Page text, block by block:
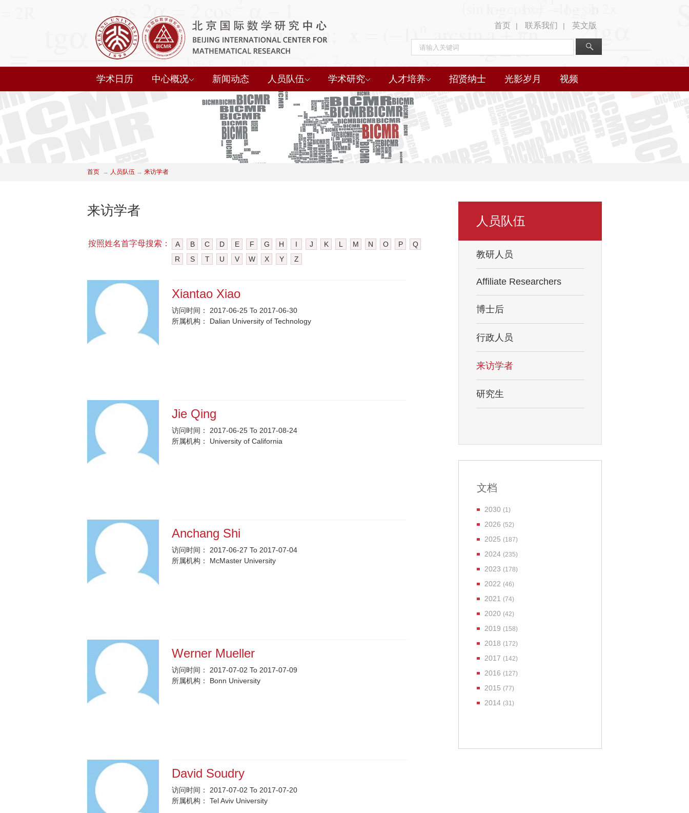
首页 | 联系我们 | 英文版
学术日历 中心概况 新闻动态 人员队伍 学术研究 人才培养 招贤纳士 光影岁月 视频
首页 → 人员队伍 → 来访学者
来访学者
按照姓名首字母搜索： A B C D E F G H I J K L M N O P
Q
R
S T U V W X Y Z
Xiantao Xiao
访问时间：
2017-06-25 To 2017-06-30
所属机构：
Dalian University of Technology
Jie Qing
访问时间：
2017-06-25 To 2017-08-24
所属机构：
University of California
Anchang Shi
访问时间：
2017-06-27 To 2017-07-04
所属机构：
McMaster University
Werner Mueller
访问时间：
2017-07-02 To 2017-07-09
所属机构：
Bonn University
David Soudry
访问时间：
2017-07-02 To 2017-07-20
所属机构：
Tel Aviv University
人员队伍
教研人员
Affiliate Researchers
博士后
行政人员
来访学者
研究生
文档
2030 (1)
2026 (52)
2025 (187)
2024 (235)
2023 (178)
2022 (46)
2021 (74)
2020 (42)
2019 (158)
2018 (172)
2017 (142)
2016 (127)
2015 (77)
2014 (31)